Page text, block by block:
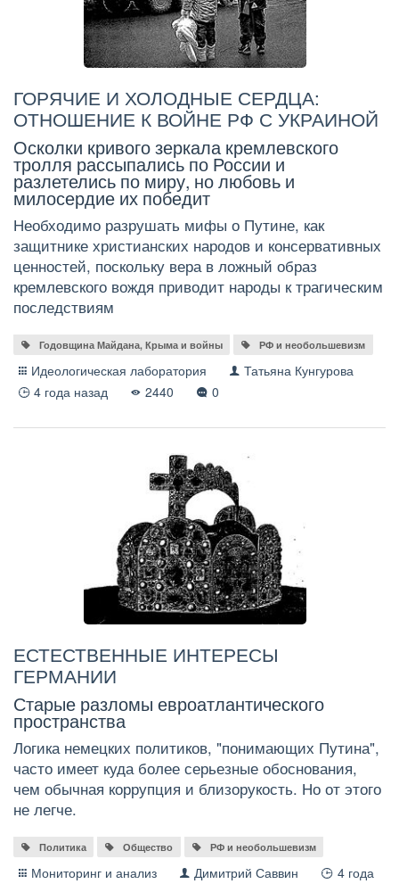
ГОРЯЧИЕ И ХОЛОДНЫЕ СЕРДЦА:
ОТНОШЕНИЕ К ВОЙНЕ РФ С УКРАИНОЙ
Осколки кривого зеркала кремлевского
тролля рассыпались по России и
разлетелись по миру, но любовь и
милосердие их победит
Необходимо разрушать мифы о Путине, как
защитнике христианских народов и консервативных
ценностей, поскольку вера в ложный образ
кремлевского вождя приводит народы к трагическим
последствиям
Годовщина Майдана, Крыма и войны РФ и необольшевизм
Идеологическая лаборатория
Татьяна Кунгурова
4 года назад
2440 0
ЕСТЕСТВЕННЫЕ ИНТЕРЕСЫ
ГЕРМАНИИ
Старые разломы евроатлантического
пространства
Логика немецких политиков, "понимающих Путина",
часто имеет куда более серьезные обоснования,
чем обычная коррупция и близорукость. Но от этого
не легче.
Политика Общество РФ и необольшевизм
Мониторинг и анализ Димитрий Саввин
4 года